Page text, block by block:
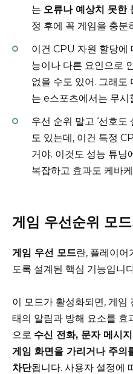
는 오류나 예상치 못한
정 후에 꼭 게임을 충분
이건 CPU 자원 할당에
능이나 다른 요인으로
없을 수도 있어. 그래도
는 e스포츠에서는 무시
우선 순위 말고 ‘선호
도 있는데, 이건 특정
거야. 이것도 성능 튜닝
복잡하고 효과도 케바
게임 우선순위 모
게임 우선 모드란, 플레이어
도록 설계된 핵심 기능입니
이 모드가 활성화되면, 게임
태의 알림과 방해 요소를 효
으로 수신 전화, 문자 메시
게임 화면을 가리거나 주의
차단됩니다. 사용자 설정에